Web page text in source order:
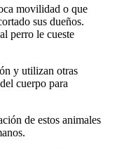
movilidad o que
sus dueños.
perro le cueste
y utilizan otras
cuerpo para
de estos animales